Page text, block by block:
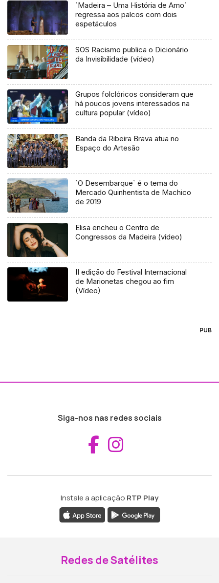
`Madeira – Uma História de Amo`
regressa aos palcos com dois
espetáculos
SOS Racismo publica o Dicionário
da Invisibilidade (vídeo)
Grupos folclóricos consideram que
há poucos jovens interessados na
cultura popular (vídeo)
Banda da Ribeira Brava atua no
Espaço do Artesão
`O Desembarque` é o tema do
Mercado Quinhentista de Machico
de 2019
Elisa encheu o Centro de
Congressos da Madeira (vídeo)
II edição do Festival Internacional
de Marionetas chegou ao fim
(Vídeo)
PUB
Siga-nos nas redes sociais
Aceder ao
Instale a aplicação RTP Play
Redes de Satélites